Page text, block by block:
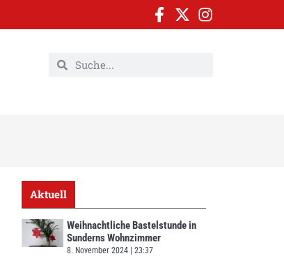
Aktuell
Weihnachtliche Bastelstunde in
Sunderns Wohnzimmer
8. November 2024 23:37